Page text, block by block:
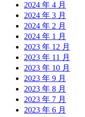
2024 年 4 月
2024 年 3 月
2024 年 2 月
2024 年 1 月
2023 年 12 月
2023 年 11 月
2023 年 10 月
2023 年 9 月
2023 年 8 月
2023 年 7 月
2023 年 6 月